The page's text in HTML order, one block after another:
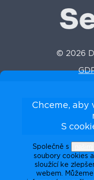
© 2026
Chceme, aby
S
Společně s
soubory cookies
sloužící ke
webem.